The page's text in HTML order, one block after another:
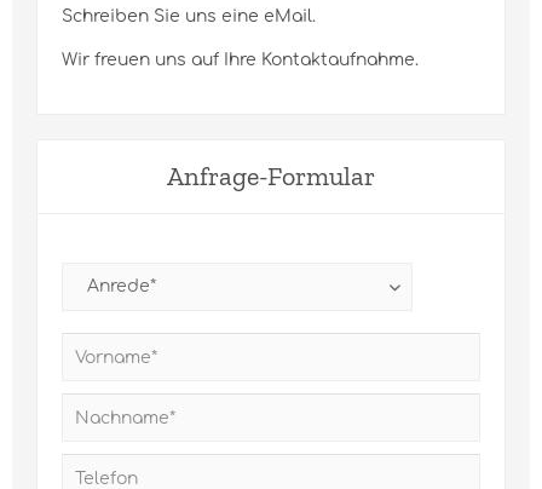
Schreiben Sie uns eine eMail.
Wir freuen uns auf Ihre Kontaktaufnahme.
Anfrage-Formular